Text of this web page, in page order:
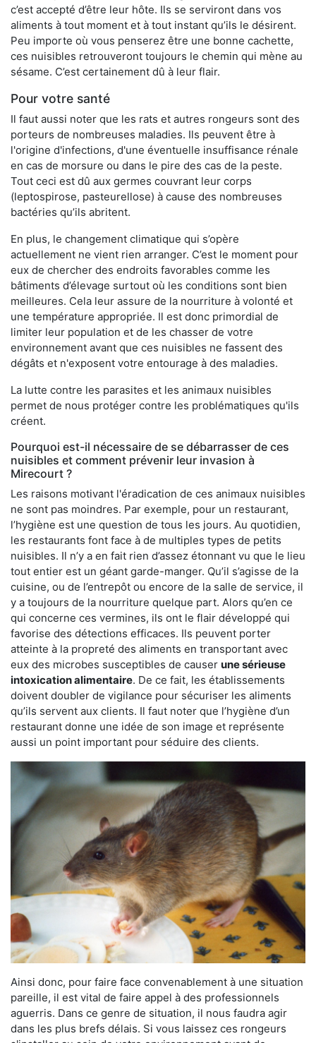
c’est accepté d’être leur hôte. Ils se serviront dans vos
aliments à tout moment et à tout instant qu’ils le désirent.
Peu importe où vous penserez être une bonne cachette,
ces nuisibles retrouveront toujours le chemin qui mène au
sésame. C’est certainement dû à leur flair.
Pour votre santé
Il faut aussi noter que les rats et autres rongeurs sont des
porteurs de nombreuses maladies. Ils peuvent être à
l'origine d'infections, d'une éventuelle insuffisance rénale
en cas de morsure ou dans le pire des cas de la peste.
Tout ceci est dû aux germes couvrant leur corps
(leptospirose, pasteurellose) à cause des nombreuses
bactéries qu’ils abritent.
En plus, le changement climatique qui s’opère
actuellement ne vient rien arranger. C’est le moment pour
eux de chercher des endroits favorables comme les
bâtiments d’élevage surtout où les conditions sont bien
meilleures. Cela leur assure de la nourriture à volonté et
une température appropriée. Il est donc primordial de
limiter leur population et de les chasser de votre
environnement avant que ces nuisibles ne fassent des
dégâts et n'exposent votre entourage à des maladies.
La lutte contre les parasites et les animaux nuisibles
permet de nous protéger contre les problématiques qu'ils
créent.
Pourquoi est-il nécessaire de se débarrasser de ces
nuisibles et comment prévenir leur invasion à
Mirecourt ?
Les raisons motivant l'éradication de ces animaux nuisibles
ne sont pas moindres. Par exemple, pour un restaurant,
l’hygiène est une question de tous les jours. Au quotidien,
les restaurants font face à de multiples types de petits
nuisibles. Il n’y a en fait rien d’assez étonnant vu que le lieu
tout entier est un géant garde-manger. Qu’il s’agisse de la
cuisine, ou de l’entrepôt ou encore de la salle de service, il
y a toujours de la nourriture quelque part. Alors qu’en ce
qui concerne ces vermines, ils ont le flair développé qui
favorise des détections efficaces. Ils peuvent porter
atteinte à la propreté des aliments en transportant avec
eux des microbes susceptibles de causer une sérieuse
intoxication alimentaire. De ce fait, les établissements
doivent doubler de vigilance pour sécuriser les aliments
qu’ils servent aux clients. Il faut noter que l’hygiène d’un
restaurant donne une idée de son image et représente
aussi un point important pour séduire des clients.
Ainsi donc, pour faire face convenablement à une situation
pareille, il est vital de faire appel à des professionnels
aguerris. Dans ce genre de situation, il nous faudra agir
dans les plus brefs délais. Si vous laissez ces rongeurs